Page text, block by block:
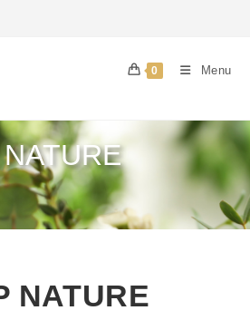
0 Menu
NATURE